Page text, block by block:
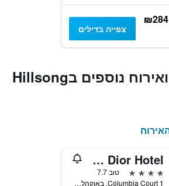
₪284
צפייה בדילים
מקומות לינה ואירוח נוספים בHillsong
Visy Dior Hotel
4 כוכבים
טוב 7.7
1 Columbia Court, באוקהלם הילס, NSW, אוסטרליה